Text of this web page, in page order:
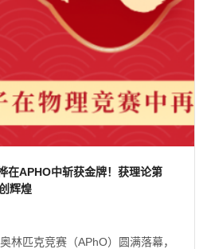
在APHO中斩获金牌！获理论第
辉煌
林匹克竞赛（APhO）圆满落幕，